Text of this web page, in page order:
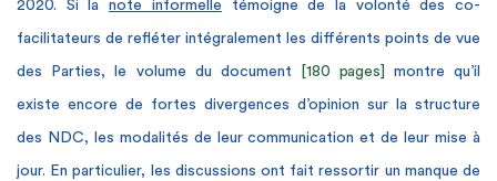
2020. Si lanote informelle témoigne de la volonté des co-
facilitateurs de refléter intégralement les différents points de vue
des Parties, le volume du document [180 pages] montre qu’il
existe encore de fortes divergences d’opinion sur la structure
des NDC, les modalités de leur communication et de leur mise à
jour. En particulier, les discussions ont fait ressortir un manque de